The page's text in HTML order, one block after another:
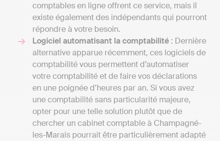
comptables en ligne offrent ce service, mais il
existe également des indépendants qui pourront
répondre à votre besoin.
Logiciel automatisant la comptabilité : Dernière
alternative apparue récemment, ces logiciels de
comptabilité vous permettent d’automatiser
votre comptabilité et de faire vos déclarations
en une poignée d’heures par an. Si vous avez
une comptabilité sans particularité majeure,
opter pour une telle solution plutôt que de
chercher un cabinet comptable à Champagné-
les-Marais pourrait être particulièrement adapté